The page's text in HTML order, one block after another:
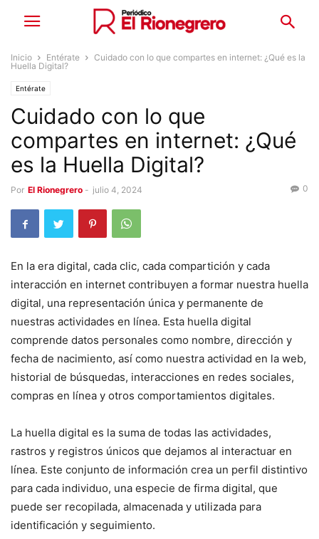
Inicio Entérate
Cuidado con lo que compartes en internet: ¿Qué es la
Huella Digital?
Entérate
Cuidado con lo que
compartes en internet: ¿Qué
es la Huella Digital?
Por El Rionegrero - julio 4, 2024 0
En la era digital, cada clic, cada compartición y cada
interacción en internet contribuyen a formar nuestra huella
digital, una representación única y permanente de
nuestras actividades en línea. Esta huella digital
comprende datos personales como nombre, dirección y
fecha de nacimiento, así como nuestra actividad en la web,
historial de búsquedas, interacciones en redes sociales,
compras en línea y otros comportamientos digitales.
La huella digital es la suma de todas las actividades,
rastros y registros únicos que dejamos al interactuar en
línea. Este conjunto de información crea un perfil distintivo
para cada individuo, una especie de firma digital, que
puede ser recopilada, almacenada y utilizada para
identificación y seguimiento.